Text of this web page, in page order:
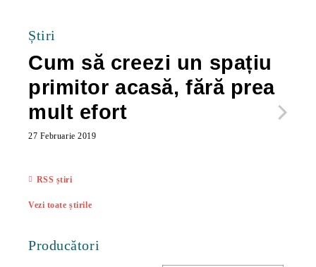
Știri
Cum să creezi un spațiu
primitor acasă, fără prea
mult efort
27 Februarie 2019
RSS știri
Vezi toate știrile
Producători